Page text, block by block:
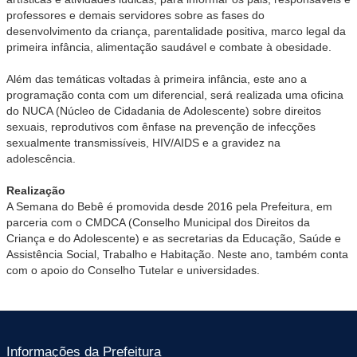
professores e demais servidores sobre as fases do
desenvolvimento da criança, parentalidade positiva, marco legal da
primeira infância, alimentação saudável e combate à obesidade.
Além das temáticas voltadas à primeira infância, este ano a
programação conta com um diferencial, será realizada uma oficina
do NUCA (Núcleo de Cidadania de Adolescente) sobre direitos
sexuais, reprodutivos com ênfase na prevenção de infecções
sexualmente transmissíveis, HIV/AIDS e a gravidez na
adolescência.
Realização
A Semana do Bebê é promovida desde 2016 pela Prefeitura, em
parceria com o CMDCA (Conselho Municipal dos Direitos da
Criança e do Adolescente) e as secretarias da Educação, Saúde e
Assistência Social, Trabalho e Habitação. Neste ano, também conta
com o apoio do Conselho Tutelar e universidades.
Informações da Prefeitura